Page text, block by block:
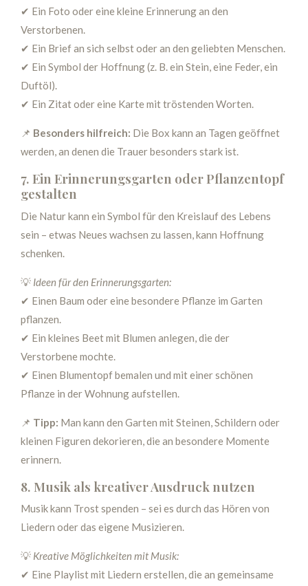
✔ Ein Foto oder eine kleine Erinnerung an den
Verstorbenen.
✔ Ein Brief an sich selbst oder an den geliebten Menschen.
✔ Ein Symbol der Hoffnung (z. B. ein Stein, eine Feder, ein
Duftöl).
✔ Ein Zitat oder eine Karte mit tröstenden Worten.
📌 Besonders hilfreich: Die Box kann an Tagen geöffnet
werden, an denen die Trauer besonders stark ist.
7. Ein Erinnerungsgarten oder Pflanzentopf
gestalten
Die Natur kann ein Symbol für den Kreislauf des Lebens
sein – etwas Neues wachsen zu lassen, kann Hoffnung
schenken.
💡 Ideen für den Erinnerungsgarten:
✔ Einen Baum oder eine besondere Pflanze im Garten
pflanzen.
✔ Ein kleines Beet mit Blumen anlegen, die der
Verstorbene mochte.
✔ Einen Blumentopf bemalen und mit einer schönen
Pflanze in der Wohnung aufstellen.
📌 Tipp: Man kann den Garten mit Steinen, Schildern oder
kleinen Figuren dekorieren, die an besondere Momente
erinnern.
8. Musik als kreativer Ausdruck nutzen
Musik kann Trost spenden – sei es durch das Hören von
Liedern oder das eigene Musizieren.
💡 Kreative Möglichkeiten mit Musik:
✔ Eine Playlist mit Liedern erstellen, die an gemeinsame